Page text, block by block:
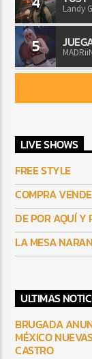
Landy
5
LIVE SHOWS
FREE STYLE
COMPRA
DE POR AQUÍ Y
LA MESA
ULTIMAS
BRUGADA
MÉXICO
CASTRO